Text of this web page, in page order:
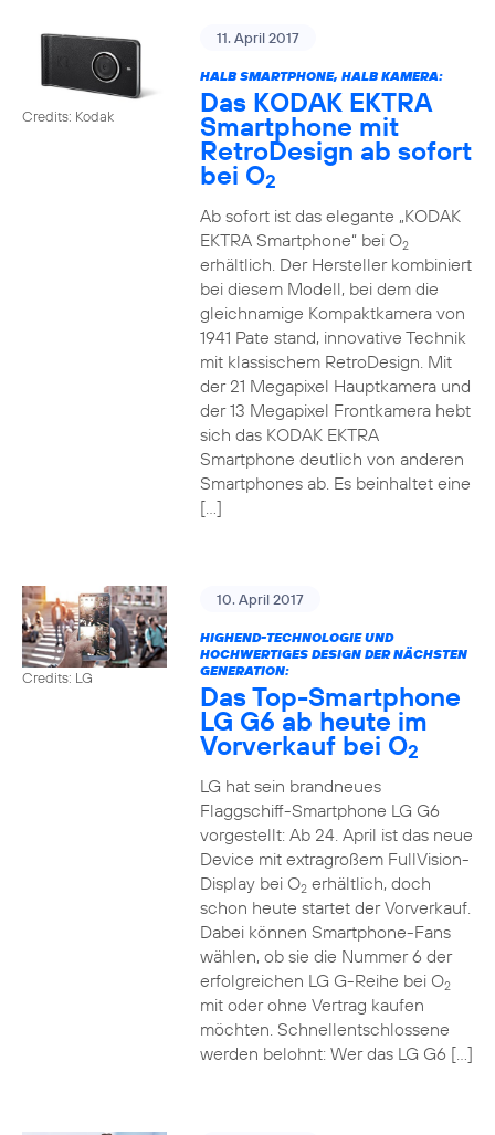
Credits: Kodak
11. April 2017
HALB SMARTPHONE, HALB KAMERA:
Das KODAK EKTRA
Smartphone mit
RetroDesign ab sofort
bei O2
Ab sofort ist das elegante „KODAK
EKTRA Smartphone“ bei O2
erhältlich. Der Hersteller kombiniert
bei diesem Modell, bei dem die
gleichnamige Kompaktkamera von
1941 Pate stand, innovative Technik
mit klassischem RetroDesign. Mit
der 21 Megapixel Hauptkamera und
der 13 Megapixel Frontkamera hebt
sich das KODAK EKTRA
Smartphone deutlich von anderen
Smartphones ab. Es beinhaltet eine
[…]
Credits: LG
10. April 2017
HIGHEND-TECHNOLOGIE UND
HOCHWERTIGES DESIGN DER NÄCHSTEN
GENERATION:
Das Top-Smartphone
LG G6 ab heute im
Vorverkauf bei O2
LG hat sein brandneues
Flaggschiff-Smartphone LG G6
vorgestellt: Ab 24. April ist das neue
Device mit extragroßem FullVision-
Display bei O2erhältlich, doch
schon heute startet der Vorverkauf.
Dabei können Smartphone-Fans
wählen, ob sie die Nummer 6 der
erfolgreichen LG G-Reihe bei O2
mit oder ohne Vertrag kaufen
möchten. Schnellentschlossene
werden belohnt: Wer das LG G6 […]